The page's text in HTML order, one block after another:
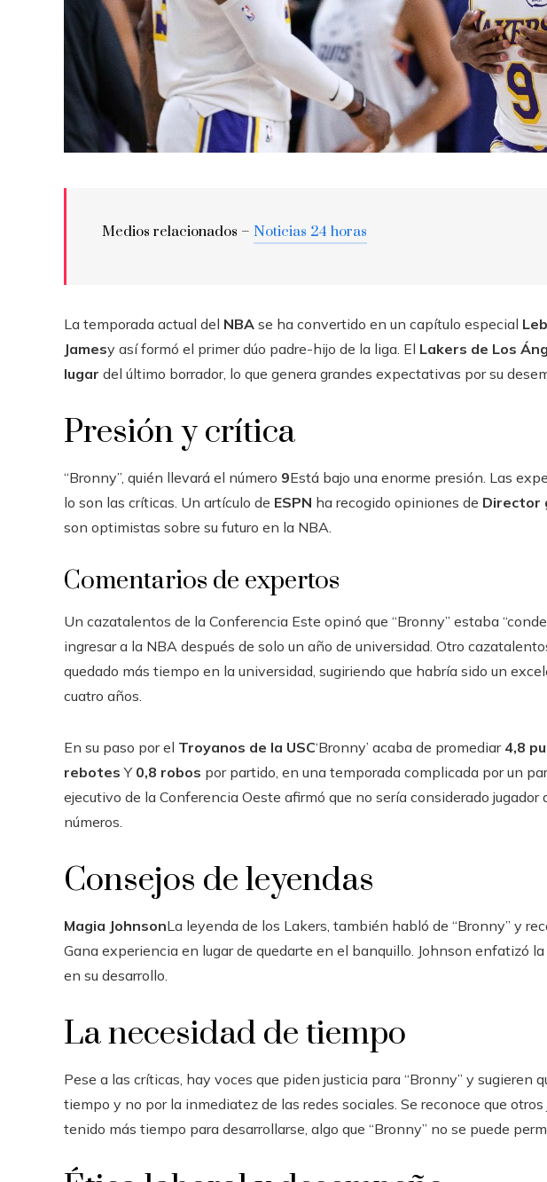
Medios relacionados – Noticias 24 horas
La temporada actual del NBA se ha convertido en un capítulo especial
Jamesy así formó el primer dúo padre-hijo de la liga. El Lakers de Los
lugar del último borrador, lo que genera grandes expectativas por su
Presión y crítica
“Bronny”, quién llevará el número 9Está bajo una enorme presión. Las
lo son las críticas. Un artículo de ESPN ha recogido opiniones de Director
son optimistas sobre su futuro en la NBA.
Comentarios de expertos
Un cazatalentos de la Conferencia Este opinó que “Bronny” estaba
ingresar a la NBA después de solo un año de universidad. Otro
quedado más tiempo en la universidad, sugiriendo que habría sido un
cuatro años.
En su paso por el Troyanos de la USC‘Bronny’ acaba de promediar 4,8
rebotes Y 0,8 robos por partido, en una temporada complicada por un
ejecutivo de la Conferencia Oeste afirmó que no sería considerado jugador
números.
Consejos de leyendas
Magia JohnsonLa leyenda de los Lakers, también habló de “Bronny” y
Gana experiencia en lugar de quedarte en el banquillo. Johnson enfatizó
en su desarrollo.
La necesidad de tiempo
Pese a las críticas, hay voces que piden justicia para “Bronny” y sugieren
tiempo y no por la inmediatez de las redes sociales. Se reconoce que
tenido más tiempo para desarrollarse, algo que “Bronny” no se puede